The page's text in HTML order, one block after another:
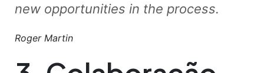
new opportunities in the process.
Roger Martin